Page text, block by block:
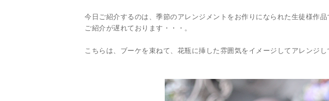
今日ご紹介するのは、季節のアレンジメントをお作りになられた生徒様作
ご紹介が遅れております・・・。
こちらは、ブーケを束ねて、花瓶に挿した雰囲気をイメージしてアレンジ